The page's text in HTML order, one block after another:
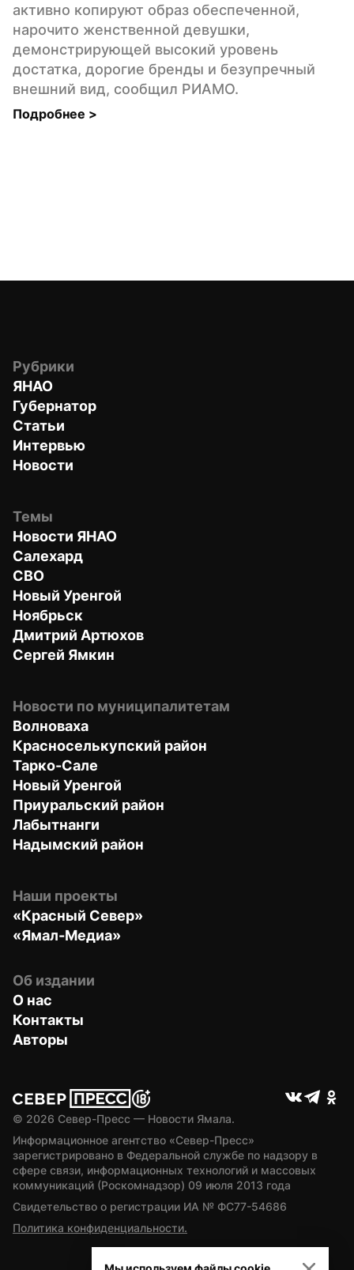
активно копируют образ обеспеченной,
нарочито женственной девушки,
демонстрирующей высокий уровень
достатка, дорогие бренды и безупречный
внешний вид, сообщил РИАМО.
Подробнее >
Рубрики
ЯНАО
Губернатор
Статьи
Интервью
Новости
Темы
Новости ЯНАО
Салехард
СВО
Новый Уренгой
Ноябрьск
Дмитрий Артюхов
Сергей Ямкин
Новости по муниципалитетам
Волноваха
Красноселькупский район
Тарко-Сале
Новый Уренгой
Приуральский район
Лабытнанги
Надымский район
Наши проекты
«Красный Север»
«Ямал-Медиа»
Об издании
О нас
Контакты
Авторы
© 2026 Север-Пресс — Новости Ямала.
Информационное агентство «Север-Пресс»
зарегистрировано в Федеральной службе по надзору в
сфере связи, информационных технологий и массовых
коммуникаций (Роскомнадзор) 09 июля 2013 года
Свидетельство о регистрации ИА № ФС77-54686
Политика конфиденциальности.